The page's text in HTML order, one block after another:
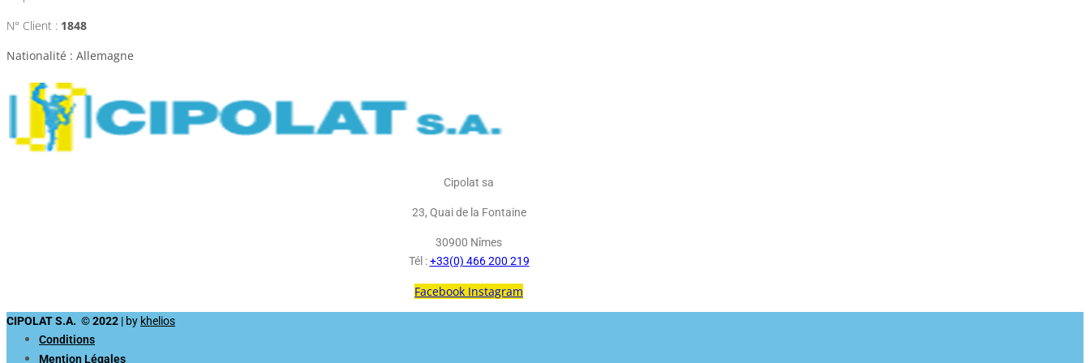
N° Client : 1848
Nationalité : Allemagne
Cipolat sa
23, Quai de la Fontaine
30900 Nîmes
Tél :+33(0) 466 200 219
Facebook Instagram
CIPOLAT S.A. © 2022 | by khelios
Conditions
Mention Légales